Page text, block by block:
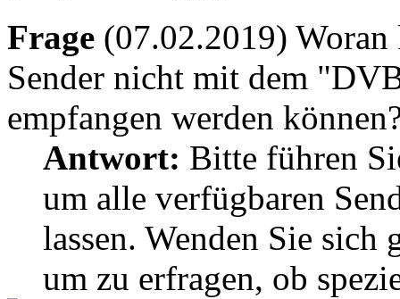
Frage (07.02.2019) Woran
Sender nicht mit dem
empfangen werden
Antwort: Bitte führen
um alle verfügbaren
lassen. Wenden Sie sich
um zu erfragen, ob